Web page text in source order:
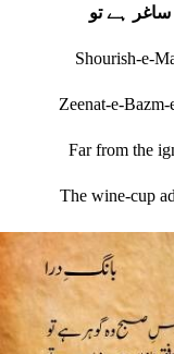
ہے تو
Shourish-e-
Zeenat-e-
Far from the
The wine‐cup